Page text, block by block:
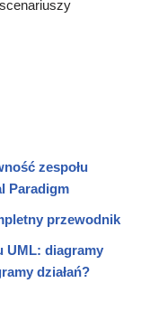
zespołu
Paradigm
przewodnik
UML: diagramy
działań?